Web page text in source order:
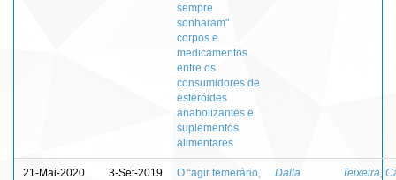
sempre
sonharam"
corpos e
medicamentos
entre os
consumidores de
esteróides
anabolizantes e
suplementos
alimentares
21-Mai-2020 3-Set-2019
O “agir temerário,
Dalla
Teixeira,